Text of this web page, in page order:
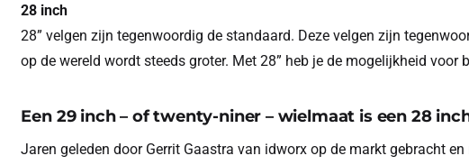
28 inch
28” velgen zijn tegenwoordig de standaard. Deze velgen zijn
op de wereld wordt steeds groter. Met 28” heb je de mogelijkheid
Een 29 inch – of twenty-niner – wielmaat is een 28
Jaren geleden door Gerrit Gaastra van idworx op de markt gebracht